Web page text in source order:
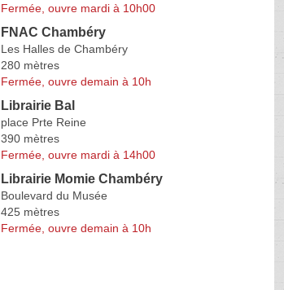
Fermée, ouvre mardi à 10h00
FNAC Chambéry
Les Halles de Chambéry
280 mètres
Fermée, ouvre demain à 10h
Librairie Bal
place Prte Reine
390 mètres
Fermée, ouvre mardi à 14h00
Librairie Momie Chambéry
Boulevard du Musée
425 mètres
Fermée, ouvre demain à 10h